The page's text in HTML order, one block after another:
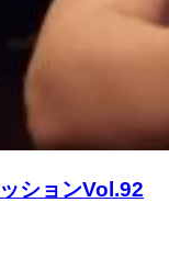
ションVol.92